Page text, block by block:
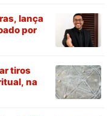
lança
por
tiros
na